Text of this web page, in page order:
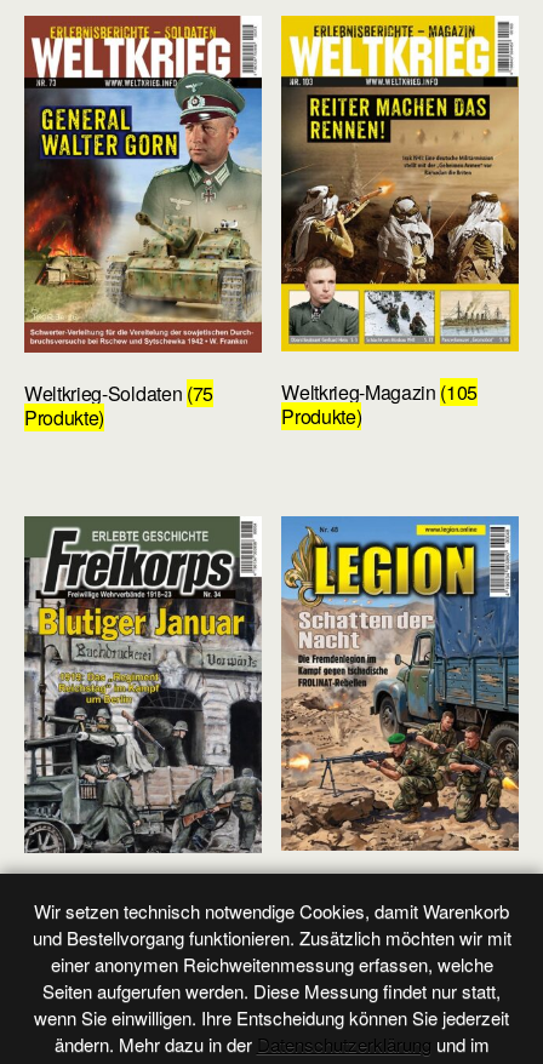
Weltkrieg-Soldaten (75
Produkte)
Weltkrieg-Magazin (105
Produkte)
Wir setzen technisch notwendige Cookies, damit Warenkorb
und Bestellvorgang funktionieren. Zusätzlich möchten wir mit
einer anonymen Reichweitenmessung erfassen, welche
Seiten aufgerufen werden. Diese Messung findet nur statt,
wenn Sie einwilligen. Ihre Entscheidung können Sie jederzeit
ändern. Mehr dazu in der Datenschutzerklärung und im